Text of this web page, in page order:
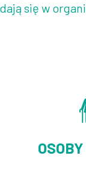
się w